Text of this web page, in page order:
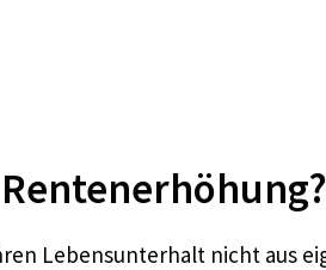
Lebensunterhalt nicht aus